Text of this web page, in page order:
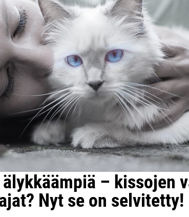
– kissojen
Nyt se on selvitetty!